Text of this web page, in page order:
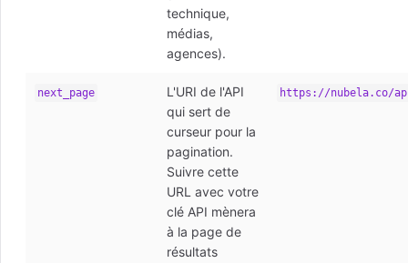
technique,
médias,
agences).
next_page
L'URI de l'API
qui sert de
curseur pour la
pagination.
Suivre cette
URL avec votre
clé API mènera
à la page de
résultats
https://nubela.co/